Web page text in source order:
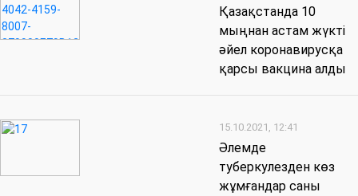
Қазақстанда 10
мыңнан астам жүкті
әйел коронавирусқа
қарсы вакцина алды
15.10.2021, 12:41
Әлемде
туберкулезден көз
жұмғандар саны